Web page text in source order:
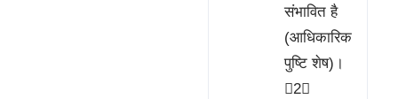
संभावित है
(आधिकारिक
पुष्टि शेष)।
2